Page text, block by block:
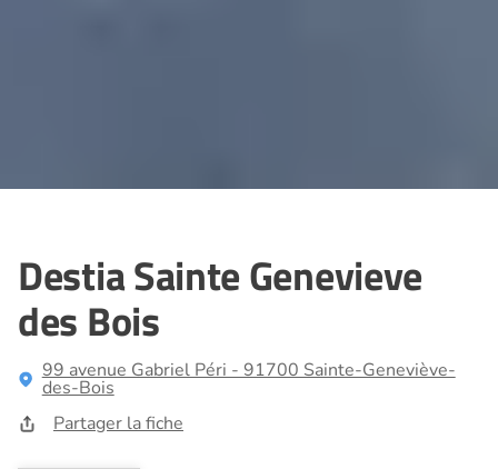
Destia Sainte Genevieve
des Bois
99 avenue Gabriel Péri - 91700 Sainte-Geneviève-
des-Bois
Partager la fiche